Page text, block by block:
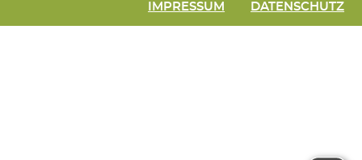
IMPRESSUM DATENSCHUTZ